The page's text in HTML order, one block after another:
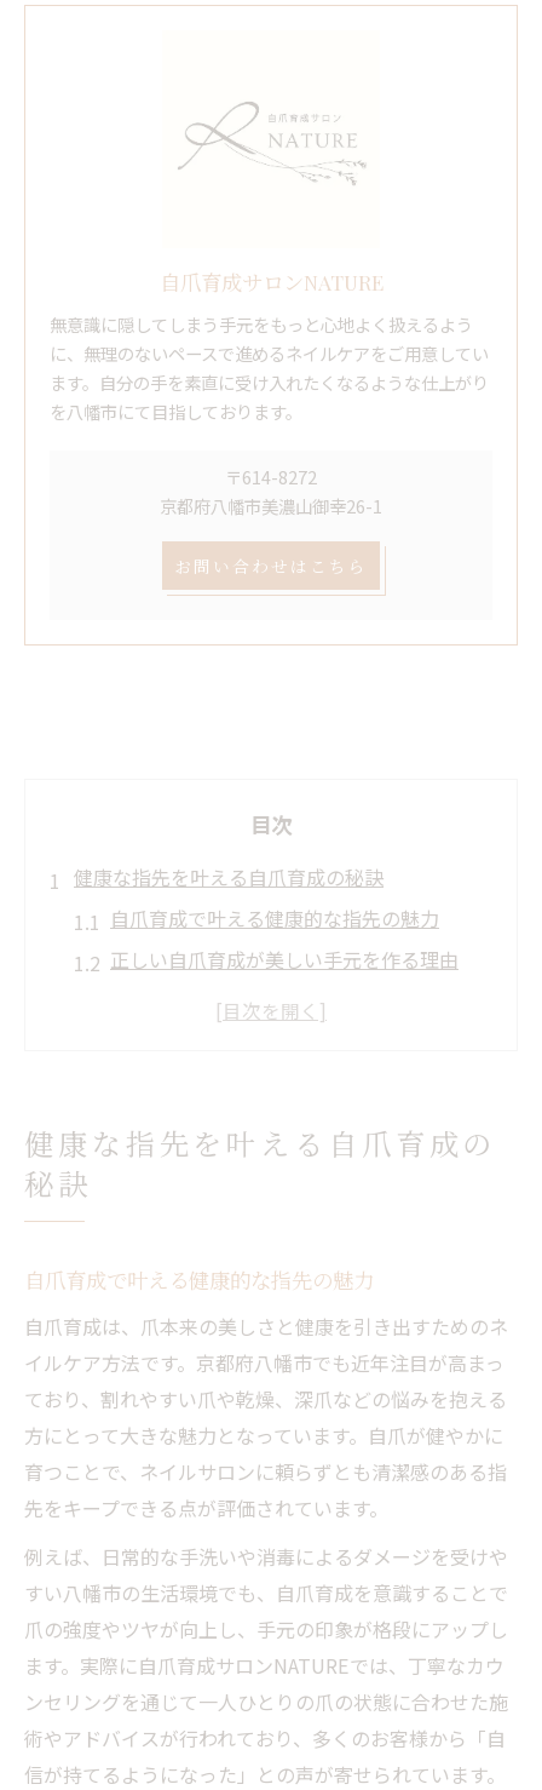
自爪育成サロンNATURE
無意識に隠してしまう手元をもっと心地よく扱えるよう
に、無理のないペースで進めるネイルケアをご用意してい
ます。自分の手を素直に受け入れたくなるような仕上がり
を八幡市にて目指しております。
〒614-8272
京都府八幡市美濃山御幸26-1
お問い合わせはこちら
目次
健康な指先を叶える自爪育成の秘訣
自爪育成で叶える健康的な指先の魅力
正しい自爪育成が美しい手元を作る理由
自爪育成を続けるためのモチベーション術
ネイルケアで始める自爪育成の基本知識
ツ
自爪育成に最適なケア用品の選び方と使い
方
自爪育成をサポートする甘皮ケアの重要性
自爪育成に外せない保湿とケア習慣の作り
方
乾燥や割れ対策に役立つ育爪ケア法
自爪育成に効く乾燥対策と保湿ケアの実践
法
割れやすい爪を守る自爪育成の工夫とは
自爪育成で割れ知らずの強い爪を目指す方
法
自爪育成に役立つオイルケアとそのコツ
健康な指先を叶える自爪育成の
秘訣
自爪育成で叶える健康的な指先の魅力
自爪育成は、爪本来の美しさと健康を引き出すためのネ
イルケア方法です。京都府八幡市でも近年注目が高まっ
ており、割れやすい爪や乾燥、深爪などの悩みを抱える
方にとって大きな魅力となっています。自爪が健やかに
育つことで、ネイルサロンに頼らずとも清潔感のある指
先をキープできる点が評価されています。
例えば、日常的な手洗いや消毒によるダメージを受けや
すい八幡市の生活環境でも、自爪育成を意識することで
爪の強度やツヤが向上し、手元の印象が格段にアップし
ます。実際に自爪育成サロンNATUREでは、丁寧なカウ
ンセリングを通じて一人ひとりの爪の状態に合わせた施
術やアドバイスが行われており、多くのお客様から「自
信が持てるようになった」との声が寄せられています。